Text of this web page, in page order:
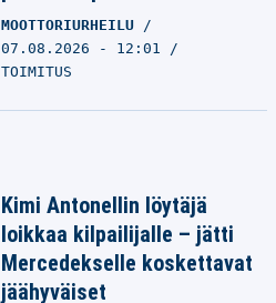
MOOTTORIURHEILU
07.08.2026 - 12:01
TOIMITUS
Kimi Antonellin löytäjä
loikkaa kilpailijalle – jätti
Mercedekselle koskettavat
jäähyväiset